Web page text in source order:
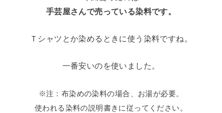
手芸屋さんで売っている染料です。
Ｔシャツとか染めるときに使う染料ですね。
一番安いのを使いました。
※注：布染めの染料の場合、お湯が必要。
使われる染料の説明書きに従ってください。